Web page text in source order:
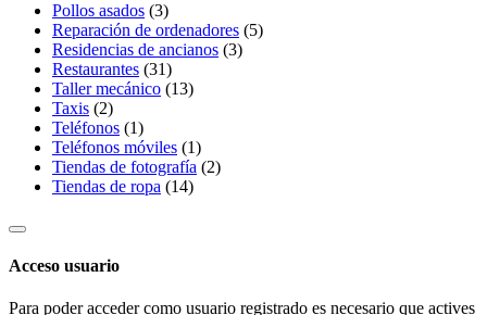
Pollos asados (3)
Reparación de ordenadores (5)
Residencias de ancianos (3)
Restaurantes (31)
Taller mecánico (13)
Taxis (2)
Teléfonos (1)
Teléfonos móviles (1)
Tiendas de fotografía (2)
Tiendas de ropa (14)
Acceso usuario
Para poder acceder como usuario registrado es necesario que actives